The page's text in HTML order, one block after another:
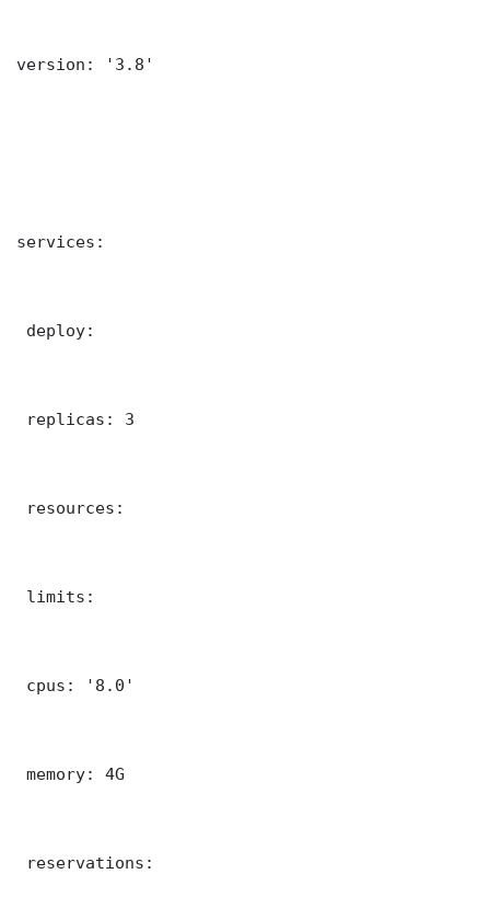
version: '3.8'
services:
deploy:
replicas: 3
resources:
limits:
cpus: '8.0'
memory: 4G
reservations: